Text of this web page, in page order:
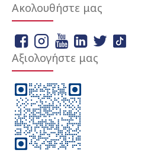
Ακολουθήστε μας
Αξιολογήστε μας